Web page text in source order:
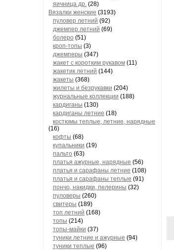
яичница др. (28)
Вязалки женские (3193)
пуловер летний (92)
джемпер летний (69)
болеро (51)
кроп-топы (3)
джемперы (347)
жакет с коротким рукавом (11)
жакетик летний (144)
жакеты (368)
жилеты и безрукавки (204)
журнальные коллекции (188)
кардиганы (130)
кардиганы летние (18)
костюмы теплые, летние, нарядные
(16)
кофты (68)
купальники (19)
пальто (63)
платья ажурные, нарядные (56)
платья и сарафаны летние (108)
платья и сарафаны теплые (91)
пончо, накидки, пелерины (32)
пуловеры (260)
свитеры (189)
топ летний (168)
топы (214)
топы-майки (37)
туники летние и ажурные (94)
туники теплые (96)